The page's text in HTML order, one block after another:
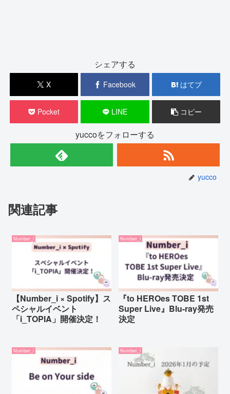
シェアする
X Facebook はてブ
Pocket LINE コピー
yuccoをフォローする
yucco
関連記事
Number_i
【Number_i × Spotify】ス
ペシャルイベント
「i_TOPIA」開催決定！
Number_i
『to HEROes TOBE 1st
Super Live』Blu-ray発売
決定
Number_i Number_i